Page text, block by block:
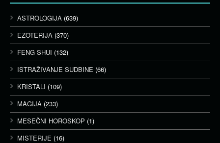
ASTROLOGIJA (639)
EZOTERIJA (370)
FENG SHUI (132)
ISTRAŽIVANJE SUDBINE (66)
KRISTALI (109)
MAGIJA (233)
MESEČNI HOROSKOP (1)
MISTERIJE (16)